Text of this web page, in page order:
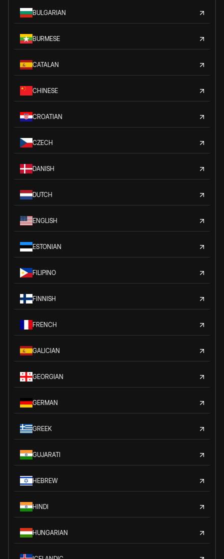
BULGARIAN
BURMESE
CATALAN
CHINESE
CROATIAN
CZECH
DANISH
DUTCH
ENGLISH
ESTONIAN
FILIPINO
FINNISH
FRENCH
GALICIAN
GEORGIAN
GERMAN
GREEK
GUJARATI
HEBREW
HINDI
HUNGARIAN